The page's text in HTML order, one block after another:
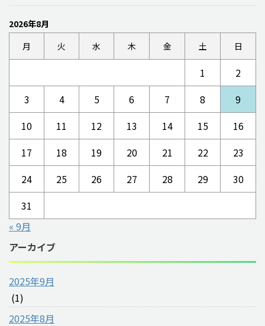
2026年8月
月
火 水 木 金 土 日
1
2
3
4 5 6 7 8
9
10
11 12 13 14 15
16
17
18 19 20 21 22
23
24
25 26 27 28 29
30
31
« 9月
アーカイブ
2025年9月
(1)
2025年8月